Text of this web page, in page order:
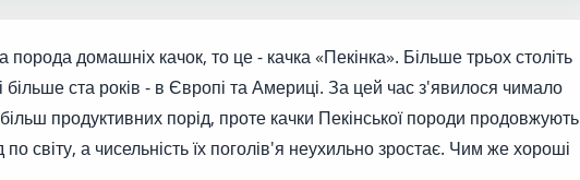
порода домашніх качок, то це - качка «Пекінка». Більше трьох століть
більше ста років - в Європі та Америці. За цей час з'явилося чимало
продуктивних порід, проте качки Пекінської породи продовжують
по світу, а чисельність їх поголів'я неухильно зростає. Чим же хороші